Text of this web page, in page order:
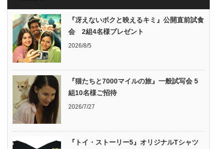
『冴えないボクと映えるキミ』公開直前試食
会 2組4名様プレゼント
2026/8/5
『猫たちと7000マイルの旅』一般試写会 5
組10名様ご招待
2026/7/27
『トイ・ストーリー5』オリジナルTシャツ